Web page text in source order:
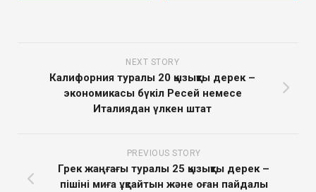
NEXT STORY
Калифорния туралы 20 қызықты дерек –
экономикасы бүкіл Ресей немесе
Италиядан үлкен штат
PREVIOUS STORY
Грек жаңғағы туралы 25 қызықты дерек –
пішіні миға ұқсайтын және оған пайдалы